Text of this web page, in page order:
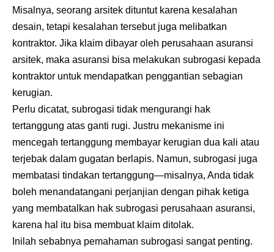
Misalnya, seorang arsitek dituntut karena kesalahan
desain, tetapi kesalahan tersebut juga melibatkan
kontraktor. Jika klaim dibayar oleh perusahaan asuransi
arsitek, maka asuransi bisa melakukan subrogasi kepada
kontraktor untuk mendapatkan penggantian sebagian
kerugian.
Perlu dicatat, subrogasi tidak mengurangi hak
tertanggung atas ganti rugi. Justru mekanisme ini
mencegah tertanggung membayar kerugian dua kali atau
terjebak dalam gugatan berlapis. Namun, subrogasi juga
membatasi tindakan tertanggung—misalnya, Anda tidak
boleh menandatangani perjanjian dengan pihak ketiga
yang membatalkan hak subrogasi perusahaan asuransi,
karena hal itu bisa membuat klaim ditolak.
Inilah sebabnya pemahaman subrogasi sangat penting.